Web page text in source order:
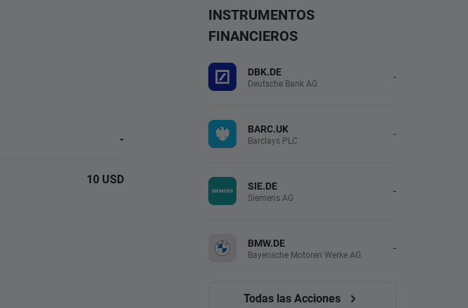
-
10 USD
INSTRUMENTOS
FINANCIEROS
DBK.DE
Deutsche Bank AG -
BARC.UK
Barclays PLC -
SIE.DE
Siemens AG -
BMW.DE
Bayerische Motoren Werke AG -
Todas las Acciones